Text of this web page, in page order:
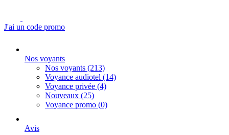
J'ai un code promo
Nos voyants
Nos voyants (213)
Voyance audiotel (14)
Voyance privée (4)
Nouveaux (25)
Voyance promo (0)
Avis